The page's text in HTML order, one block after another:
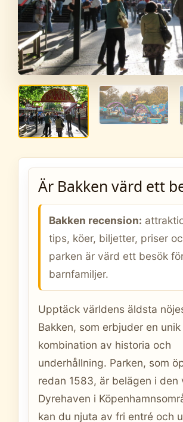
Är Bakken värd ett
Bakken recension:
tips, köer, biljetter, priser
parken är värd ett besök
barnfamiljer.
Upptäck världens äldsta
Bakken, som erbjuder en unik
kombination av historia och
underhållning. Parken, som
redan 1583, är belägen i den
Dyrehaven i
kan du njuta av fri entré och